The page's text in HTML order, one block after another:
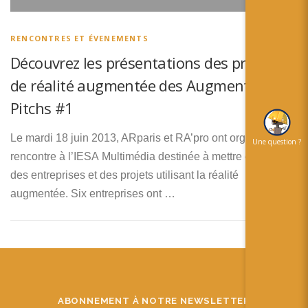
Español
RENCONTRES ET ÉVENEMENTS
Découvrez les présentations des projets
de réalité augmentée des Augmented
Pitchs #1
Le mardi 18 juin 2013, ARparis et RA’pro ont organisé une
rencontre à l’IESA Multimédia destinée à mettre en avant
des entreprises et des projets utilisant la réalité
augmentée. Six entreprises ont …
ABONNEMENT À NOTRE NEWSLETTER
Une question ?